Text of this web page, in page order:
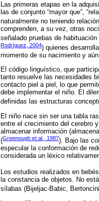
Las primeras etapas en la
las de conjunto “mayor que”,
naturalmente no teniendo
comprenden, a su vez, otras
señalado pruebas de
Rodríguez, 2004) quienes
momento de su nacimiento y
El código linguístico, que
tanto resuelve las necesidades
contacto piel a piel, lo que
debe implementar el niño. El
definidas las estructuras
El niño nace sin ser una tabla
entre el crecimiento del cerebro
almacenar información
(Greenough et al., 1987). Bajo las
especular la conformación de
considerada un léxico
Los estudios realizados en
la constancia de objetos. No
sílabas (Bijeljac-Babic,